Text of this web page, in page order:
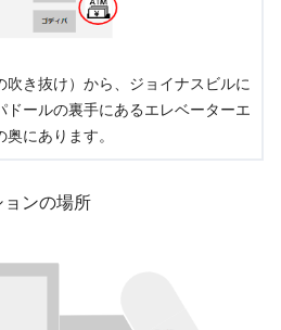
き抜け）から、ジョイナスビルに
ドールの裏手にあるエレベーターエ
奥にあります。
ンの場所